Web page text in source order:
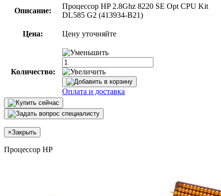
Описание:
Процессор HP 2.8Ghz 8220 SE Opt CPU Kit
DL585 G2 (413934-B21)
Цена: Цену уточняйте
Количество:
Оплата и доставка
×Закрыть
Процессор HP